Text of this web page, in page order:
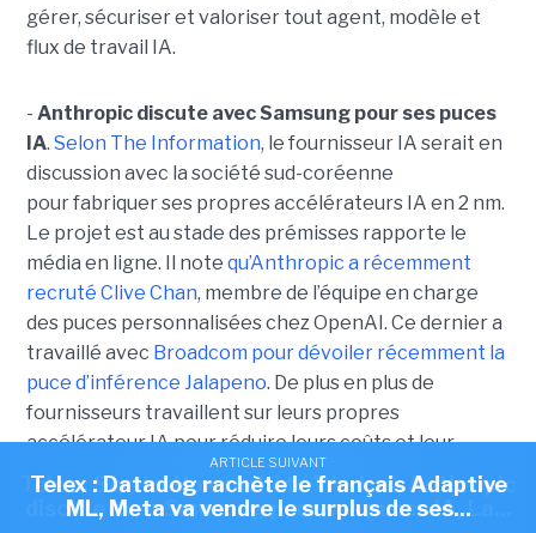
ARTICLE SUIVANT
Telex : ServiceNow rachète Work.ai, Anthropic
discute avec Samsung pour ses puces IA, La...
gérer, sécuriser et valoriser tout agent, modèle et
flux de travail IA.
- Anthropic discute avec Samsung pour ses puces
IA. Selon The Information, le fournisseur IA serait en
discussion avec la société sud-coréenne
pour fabriquer ses propres accélérateurs IA en 2 nm.
Le projet est au stade des prémisses rapporte le
média en ligne. Il note qu’Anthropic a récemment
recruté Clive Chan, membre de l’équipe en charge
des puces personnalisées chez OpenAI. Ce dernier a
travaillé avec Broadcom pour dévoiler récemment la
puce d’inférence Jalapeno. De plus en plus de
fournisseurs travaillent sur leurs propres
accélérateur IA pour réduire leurs coûts et leur
dépendance à Nvidia ou AMD.
ARTICLE SUIVANT
Telex : Datadog rachète le français Adaptive
ML, Meta va vendre le surplus de ses...